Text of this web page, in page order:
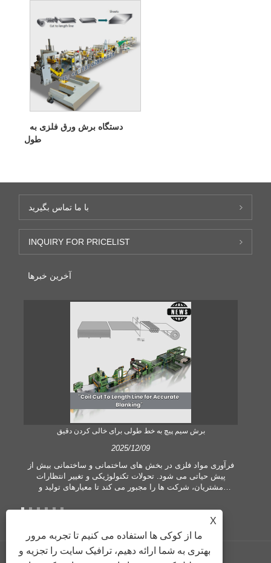
دستگاه برش ورق فلزی به
طول
با ما تماس بگیرید
INQUIRY FOR PRICELIST
آخرین خبرها
برش سیم پیچ به خط طولی برای خالی کردن دقیق
2025/12/09
فرآوری مواد فلزی در بخش های ساختمانی و ساختمانی بیش از
پیش حیاتی می شود. تحولات تکنولوژیکی و تغییر انتظارات
مشتریان، شرکت ها را مجبور می کند تا معیارهای تولید و
پردازش دستی دیگر برای برآوردن نیازهای صنعت معاصر، به‌ویژه
در جستجوی دقت و کارایی زیاد، کافی نیستند. بنابراین، سیم پیچ
برش به طول خط به عنوان یک تجهیزات پردازش سیم پیچ پدید
X
ما از کوکی ها استفاده می کنیم تا تجربه مرور
بهتری به شما ارائه دهیم، ترافیک سایت را تجزیه و